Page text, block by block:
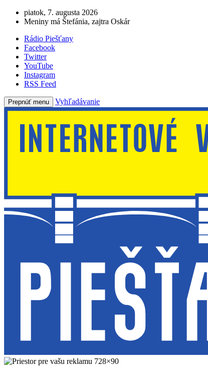
piatok, 7. augusta 2026
Meniny má Štefánia, zajtra Oskár
Rádio Piešťany
Facebook
Twitter
YouTube
Instagram
RSS Feed
Prepnúť menu Vyhľadávanie